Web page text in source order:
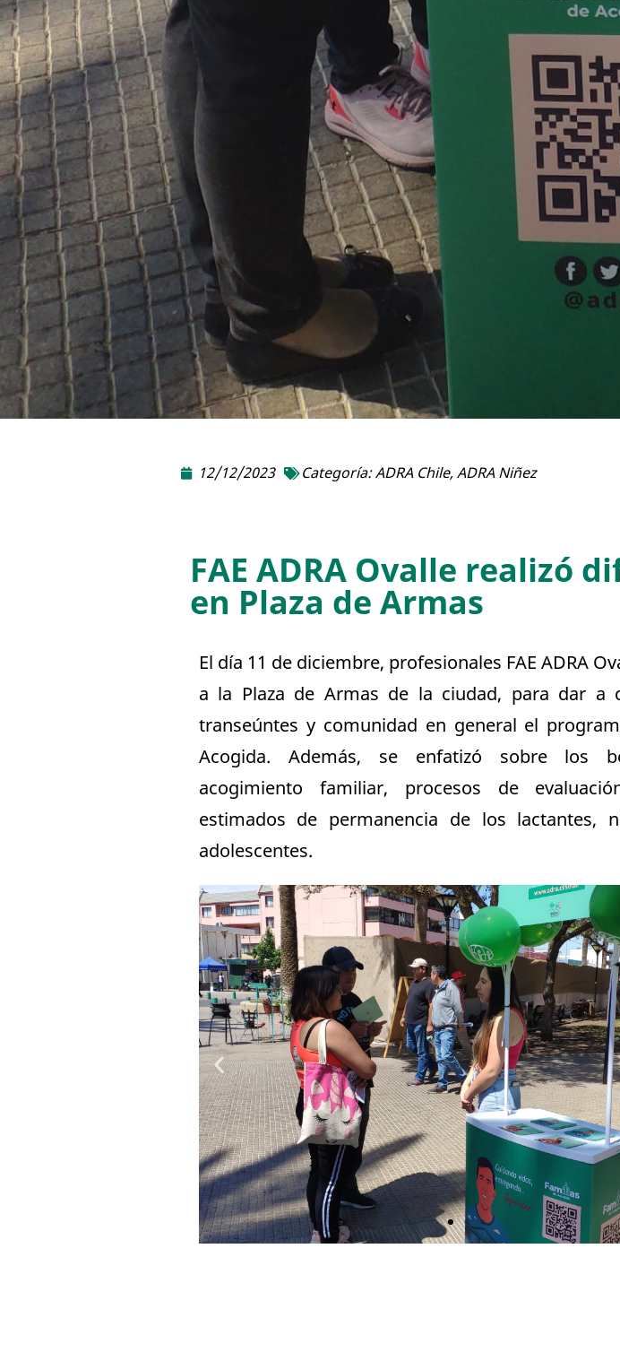
12/12/2023 Categoría:ADRA Chile,ADRA Niñez
FAE ADRA Ovalle realizó
en Plaza de Armas
El día 11 de diciembre, profesionales FAE ADRA
a la Plaza de Armas de la ciudad, para dar a
transeúntes y comunidad en general el
Acogida. Además, se enfatizó sobre los
acogimiento familiar, procesos de
estimados de permanencia de los lactantes,
adolescentes.